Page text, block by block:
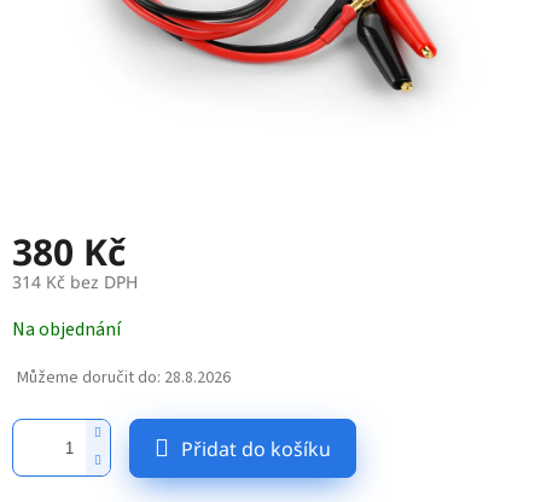
380 Kč
314 Kč bez DPH
cena:
Na objednání
Můžeme doručit do: 28.8.2026
Přidat do košíku